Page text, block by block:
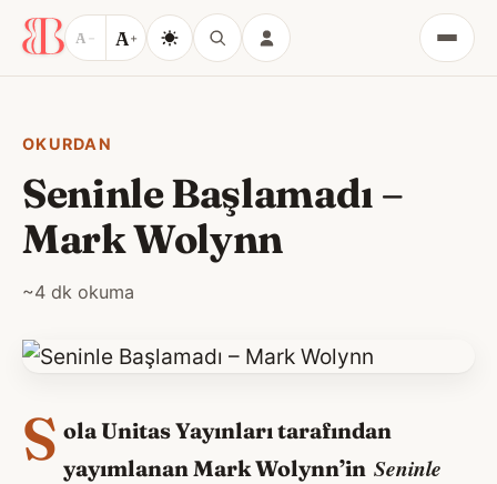
A − A+
Menü
OKURDAN
Seninle Başlamadı –
Mark Wolynn
~4 dk okuma
S ola Unitas Yayınları tarafından
yayımlanan Mark Wolynn’in Seninle